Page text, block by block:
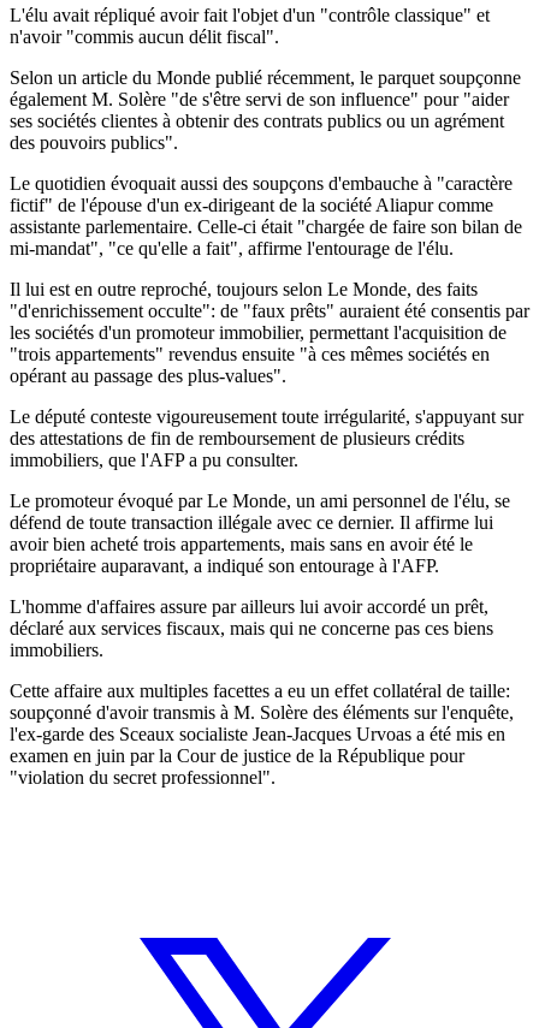
L'élu avait répliqué avoir fait l'objet d'un "contrôle classique" et
n'avoir "commis aucun délit fiscal".
Selon un article du Monde publié récemment, le parquet soupçonne
également M. Solère "de s'être servi de son influence" pour "aider
ses sociétés clientes à obtenir des contrats publics ou un agrément
des pouvoirs publics".
Le quotidien évoquait aussi des soupçons d'embauche à "caractère
fictif" de l'épouse d'un ex-dirigeant de la société Aliapur comme
assistante parlementaire. Celle-ci était "chargée de faire son bilan de
mi-mandat", "ce qu'elle a fait", affirme l'entourage de l'élu.
Il lui est en outre reproché, toujours selon Le Monde, des faits
"d'enrichissement occulte": de "faux prêts" auraient été consentis par
les sociétés d'un promoteur immobilier, permettant l'acquisition de
"trois appartements" revendus ensuite "à ces mêmes sociétés en
opérant au passage des plus-values".
Le député conteste vigoureusement toute irrégularité, s'appuyant sur
des attestations de fin de remboursement de plusieurs crédits
immobiliers, que l'AFP a pu consulter.
Le promoteur évoqué par Le Monde, un ami personnel de l'élu, se
défend de toute transaction illégale avec ce dernier. Il affirme lui
avoir bien acheté trois appartements, mais sans en avoir été le
propriétaire auparavant, a indiqué son entourage à l'AFP.
L'homme d'affaires assure par ailleurs lui avoir accordé un prêt,
déclaré aux services fiscaux, mais qui ne concerne pas ces biens
immobiliers.
Cette affaire aux multiples facettes a eu un effet collatéral de taille:
soupçonné d'avoir transmis à M. Solère des éléments sur l'enquête,
l'ex-garde des Sceaux socialiste Jean-Jacques Urvoas a été mis en
examen en juin par la Cour de justice de la République pour
"violation du secret professionnel".